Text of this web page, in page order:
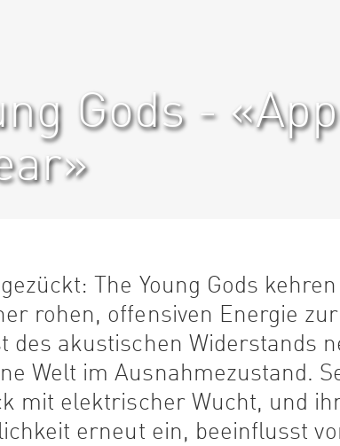
Gods -
The Young Gods
rohen, offensiven Energie
des akustischen Widerstands
Welt im Ausnahmezustand.
mit elektrischer Wucht, und
erneut ein, beeinflusst